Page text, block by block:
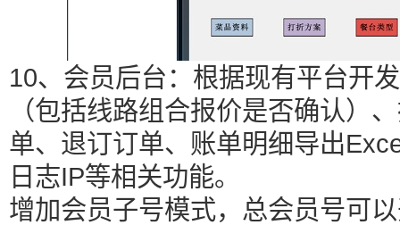
10、会员后台：根据现有平台开
（包括线路组合报价是否确认）
单、退订订单、账单明细导出
日志IP等相关功能。
增加会员子号模式，总会员号可